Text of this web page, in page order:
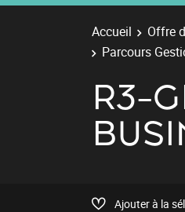
Accueil Offre
Parcours
R3-
Ajouter à la